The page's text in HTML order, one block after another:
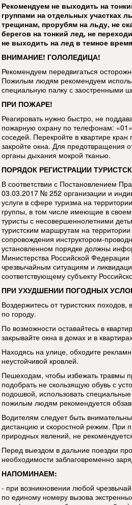
Рекомендуем не выходить на
группами на отдельных участках
трещинам, прорубям на льду, не
берегов на тонкий лед, не
не выходить на лед в темное
ВНИМАНИЕ! ГОЛОЛЕДИЦА!
Рекомендуем передвигаться
Пожилым людям рекомендуем
специальную палку с заостренными
ПРИ ПОЖАРЕ!
Реагировать нужно быстро, не
пожарную охрану по телефонам:
соседей. Перекройте в квартире кран
закройте окна. Для предотвращения
органы дыхания мокрой тканью.
ПОРЯДОК РЕГИСТРАЦИИ
В соответствии с Постановлением
03.03.2017 № 252 организации и
услуги в сфере туризма на
группы, в том числе имеющие в
туристы с несовершеннолетними
туристским маршрутам на
сопровождения инструктором-
установленном порядке должны
Министерства Российской
чрезвычайным ситуациям и
соответствующему субъекту
ПРИ УХУДШЕНИИ ПОГОДНЫХ
Воздержитесь от туристских
по городу.
По возможности оставайтесь в
закрывайте окна в домах и в
Находясь на улице, обходите
неустойчивой кровлей.
Пешеходам, чтобы избежать травмы
подобрать не скользящую обувь с
подошвой, использовать
пожилым людям рекомендуется
Водителям следует быть
дистанцию и скоростной режим. При
природных явлений, не
Перед выездом в дальние поездки
необходимости заблаговременно
НАПОМИНАЕМ:
- при возникновении любой
по единому номеру вызова